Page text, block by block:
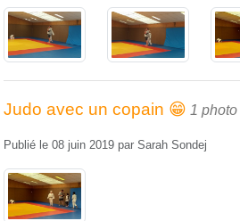
Judo avec un copain 😁 1 photo
Publié le 08 juin 2019 par Sarah Sondej